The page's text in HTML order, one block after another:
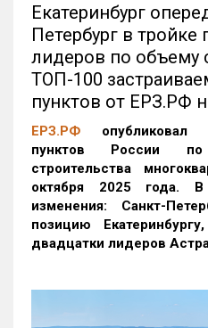
Екатеринбург
Петербург в тройке
лидеров по объему
ТОП-100
пунктов от ЕРЗ.РФ
ЕРЗ.РФ опубликовал
пунктов России
строительства
октября 2025 года.
изменения: Санкт-
позицию
двадцатки лидеров